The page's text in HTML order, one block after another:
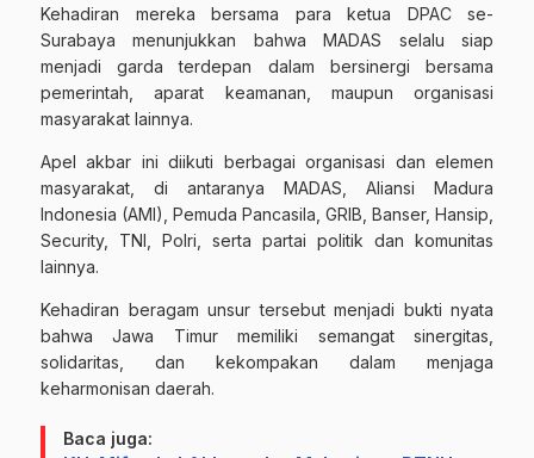
Kehadiran mereka bersama para ketua DPAC se-
Surabaya menunjukkan bahwa MADAS selalu siap
menjadi garda terdepan dalam bersinergi bersama
pemerintah, aparat keamanan, maupun organisasi
masyarakat lainnya.
Apel akbar ini diikuti berbagai organisasi dan elemen
masyarakat, di antaranya MADAS, Aliansi Madura
Indonesia (AMI), Pemuda Pancasila, GRIB, Banser, Hansip,
Security, TNI, Polri, serta partai politik dan komunitas
lainnya.
Kehadiran beragam unsur tersebut menjadi bukti nyata
bahwa Jawa Timur memiliki semangat sinergitas,
solidaritas, dan kekompakan dalam menjaga
keharmonisan daerah.
Baca juga: